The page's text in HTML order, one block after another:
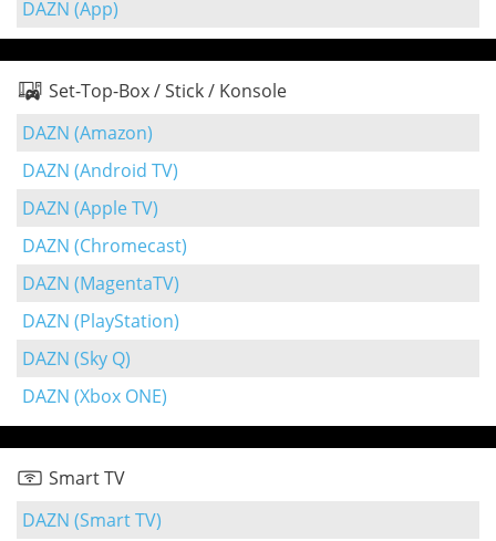
DAZN (App)
Set-Top-Box / Stick / Konsole
DAZN (Amazon)
DAZN (Android TV)
DAZN (Apple TV)
DAZN (Chromecast)
DAZN (MagentaTV)
DAZN (PlayStation)
DAZN (Sky Q)
DAZN (Xbox ONE)
Smart TV
DAZN (Smart TV)